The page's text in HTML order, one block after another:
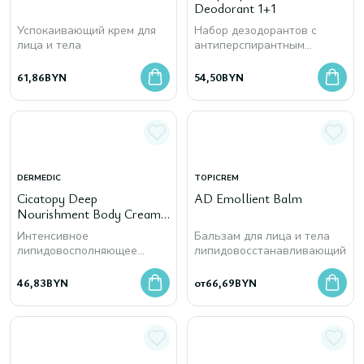
Успокаивающий крем для
лица и тела
61,86BYN
Deodorant 1+1
Набор дезодорантов с
антиперспирантным
54,50BYN
DERMEDIC
Cicatopy Deep
Nourishment Body Cream,
225 мл
Интенсивное
липидовосполняющее
46,83BYN
TOPICREM
AD Emollient Balm
Бальзам для лица и тела
липидовосстанавливающий
от66,69BYN